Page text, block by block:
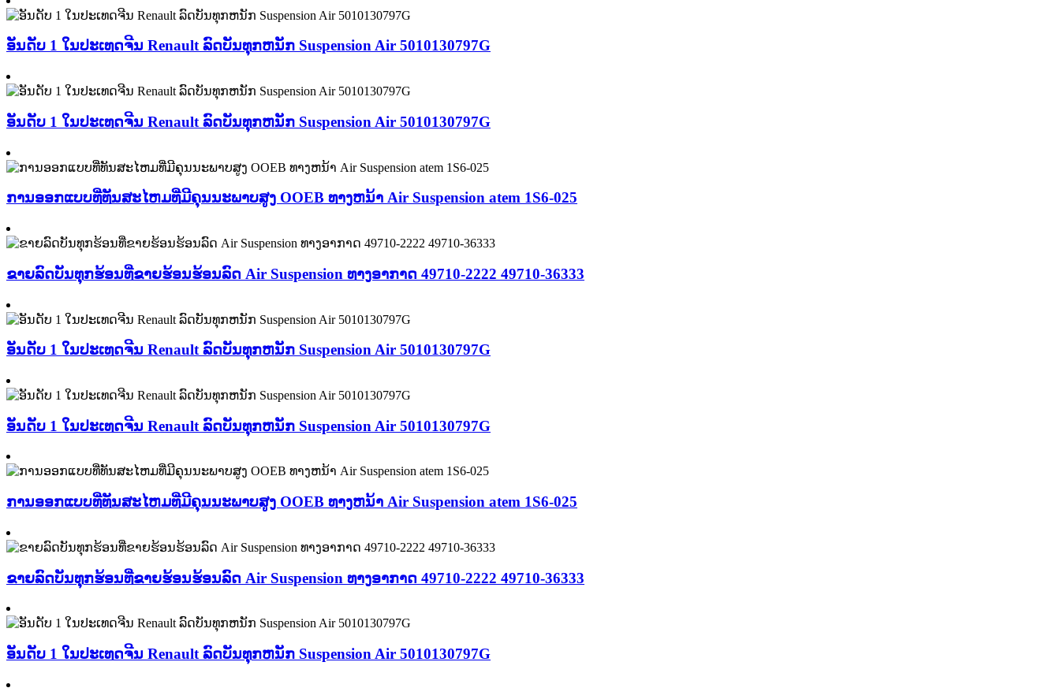
ອັນດັບ 1 ໃນປະເທດຈີນ Renault ລົດບັນທຸກຫນັກ Suspension Air 5010130797G
ອັນດັບ 1 ໃນປະເທດຈີນ Renault ລົດບັນທຸກຫນັກ Suspension Air 5010130797G
ການອອກແບບທີ່ທັນສະໄຫມທີ່ມີຄຸນນະພາບສູງ OOEB ທາງຫນ້າ Air Suspension atem 1S6-025
ຂາຍລົດບັນທຸກຮ້ອນທີ່ຂາຍຮ້ອນຮ້ອນລົດ Air Suspension ທາງອາກາດ 49710-2222 49710-36333
ອັນດັບ 1 ໃນປະເທດຈີນ Renault ລົດບັນທຸກຫນັກ Suspension Air 5010130797G
ອັນດັບ 1 ໃນປະເທດຈີນ Renault ລົດບັນທຸກຫນັກ Suspension Air 5010130797G
ການອອກແບບທີ່ທັນສະໄຫມທີ່ມີຄຸນນະພາບສູງ OOEB ທາງຫນ້າ Air Suspension atem 1S6-025
ຂາຍລົດບັນທຸກຮ້ອນທີ່ຂາຍຮ້ອນຮ້ອນລົດ Air Suspension ທາງອາກາດ 49710-2222 49710-36333
ອັນດັບ 1 ໃນປະເທດຈີນ Renault ລົດບັນທຸກຫນັກ Suspension Air 5010130797G